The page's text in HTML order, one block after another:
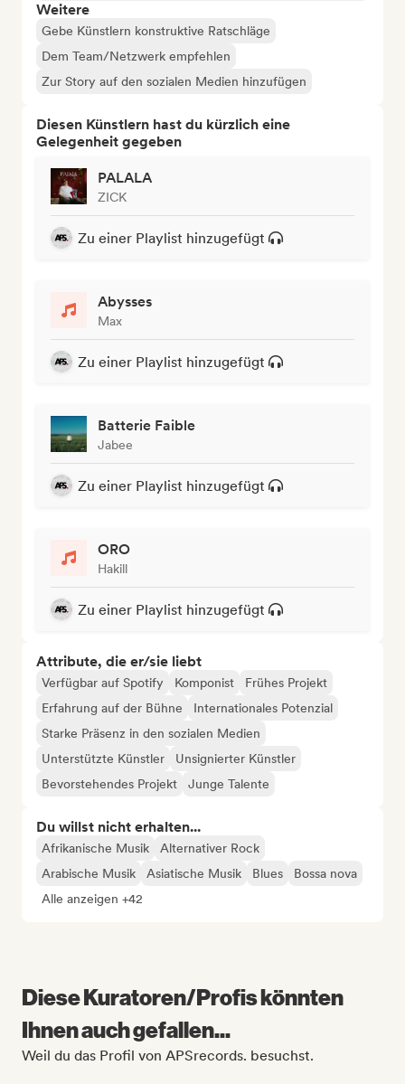
Weitere
Gebe Künstlern konstruktive Ratschläge
Dem Team/Netzwerk empfehlen
Zur Story auf den sozialen Medien hinzufügen
Diesen Künstlern hast du kürzlich eine
Gelegenheit gegeben
PALALA
ZICK
Zu einer Playlist hinzugefügt
Abysses
Max
Zu einer Playlist hinzugefügt
Batterie Faible
Jabee
Zu einer Playlist hinzugefügt
ORO
Hakill
Zu einer Playlist hinzugefügt
Attribute, die er/sie liebt
Verfügbar auf Spotify Komponist
Frühes Projekt
Erfahrung auf der Bühne
Internationales Potenzial
Starke Präsenz in den sozialen Medien
Unterstützte Künstler
Unsignierter Künstler
Bevorstehendes Projekt
Junge Talente
Du willst nicht erhalten...
Afrikanische Musik
Alternativer Rock
Arabische Musik
Asiatische Musik Blues
Bossa nova
Alle anzeigen +42
Diese Kuratoren/Profis könnten
Ihnen auch gefallen...
Weil du das Profil von APSrecords. besuchst.